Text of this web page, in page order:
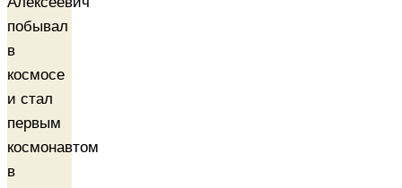
побывал
в
космосе
и стал
первым
космонавтом
в